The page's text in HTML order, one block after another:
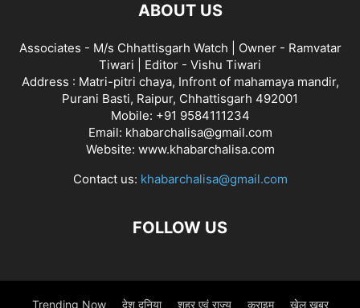
ABOUT US
Associates - M/s Chhattisgarh Watch | Owner - Ramvatar
Tiwari | Editor - Vishu Tiwari
Address : Matri-pitri chaya, Infront of mahamaya mandir,
Purani Basti, Raipur, Chhattisgarh 492001
Mobile: +91 9584111234
Email: khabarchalisa@gmail.com
Website: www.khabarchalisa.com
Contact us: khabarchalisa@gmail.com
FOLLOW US
Trending Now देश दुनिया शहर एवं राज्य क्राइम खेल खबर